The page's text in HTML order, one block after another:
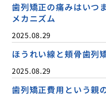
歯列矯正の痛みはいつ
メカニズム
2025.08.29
ほうれい線と頬骨歯列
2025.08.29
歯列矯正費用という親